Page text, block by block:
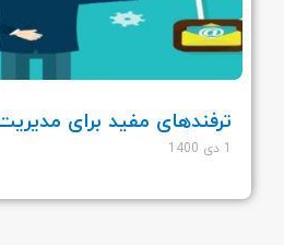
ترفندهای مفید برای